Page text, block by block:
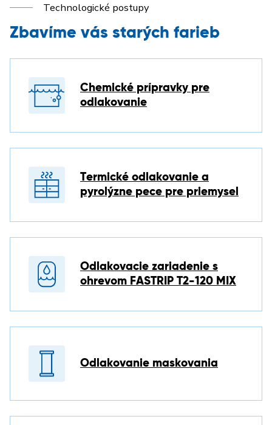
Technologické postupy
Zbavíme vás starých farieb
Chemické prípravky pre
odlakovanie
Termické odlakovanie a
pyrolýzne pece pre priemysel
Odlakovacie zariadenie s
ohrevom FASTRIP T2-120 MIX
Odlakovanie maskovania